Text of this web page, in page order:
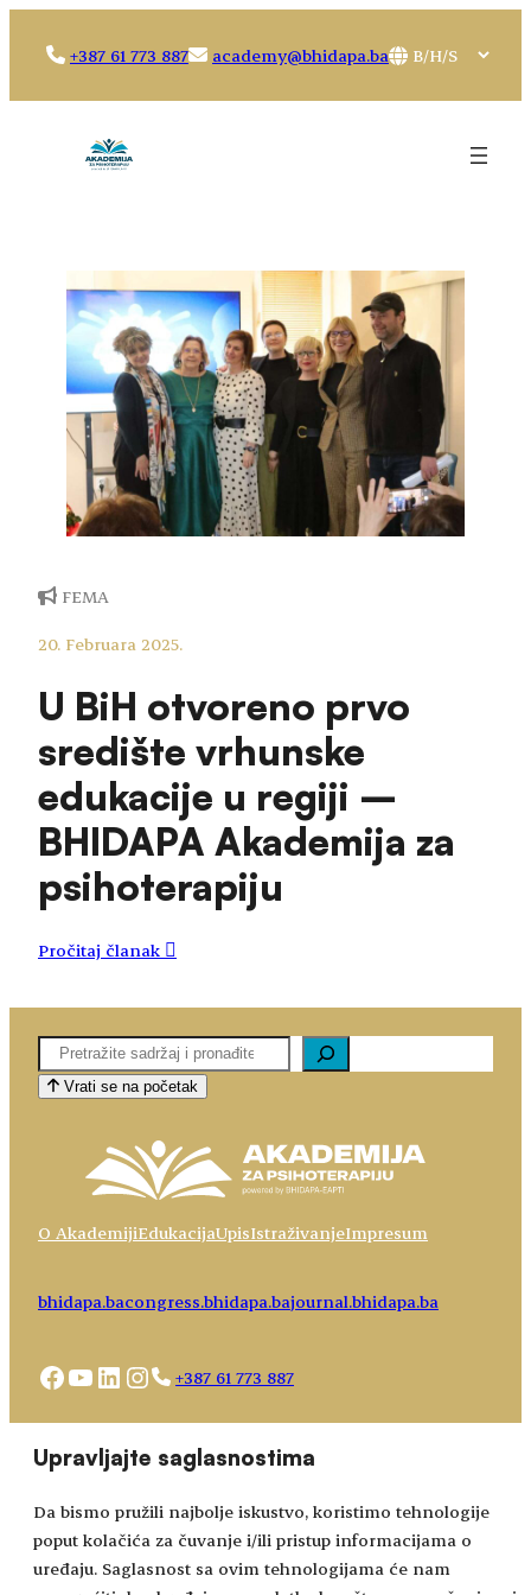
Upravljajte saglasnostima
Da bismo pružili najbolje iskustvo, koristimo tehnologije
poput kolačića za čuvanje i/ili pristup informacijama o
uređaju. Saglasnost sa ovim tehnologijama će nam
+387 61 773 887 academy@bhidapa.ba
Choose
FEMA
20. Februara 2025.
U BiH otvoreno prvo
središte vrhunske
edukacije u regiji –
BHIDAPA Akademija za
psihoterapiju
Pročitaj članak
Pretaga
Vrati se na početak
O AkademijiEdukacijaUpisIstraživanjeImpresum
bhidapa.bacongress.bhidapa.bajournal.bhidapa.ba
Facebook
YouTube
LinkedIn
Instagram
+387 61 773 887
academy@bhidapa.ba
Choose
language